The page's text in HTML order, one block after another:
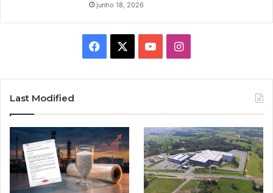
junho 18, 2026
Facebook YouTubeInstagram
Last Modified